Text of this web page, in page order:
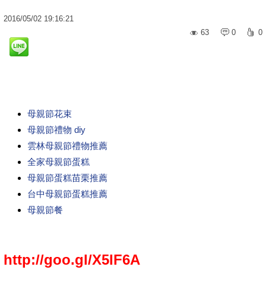
2016/05/02 19:16:21
63
0 0
母親節花束
母親節禮物 diy
雲林母親節禮物推薦
全家母親節蛋糕
母親節蛋糕苗栗推薦
台中母親節蛋糕推薦
母親節餐
http://goo.gl/X5IF6A